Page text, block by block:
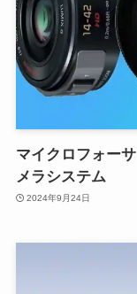
マイクロフォー
メラシステム
2024年9月24日